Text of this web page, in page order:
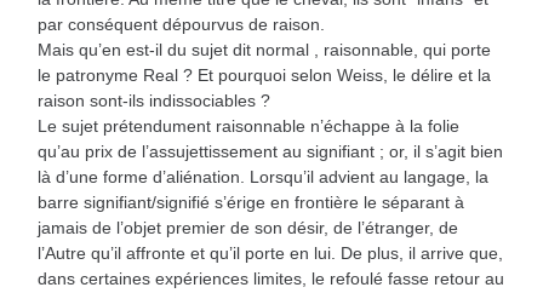
par conséquent dépourvus de raison.
Mais qu’en est-il du sujet dit normal , raisonnable, qui porte
le patronyme Real ? Et pourquoi selon Weiss, le délire et la
raison sont-ils indissociables ?
Le sujet prétendument raisonnable n’échappe à la folie
qu’au prix de l’assujettissement au signifiant ; or, il s’agit bien
là d’une forme d’aliénation. Lorsqu’il advient au langage, la
barre signifiant/signifié s’érige en frontière le séparant à
jamais de l’objet premier de son désir, de l’étranger, de
l’Autre qu’il affronte et qu’il porte en lui. De plus, il arrive que,
dans certaines expériences limites, le refoulé fasse retour au